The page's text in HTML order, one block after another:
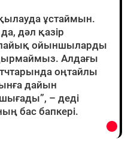
ұстаймын.
дәл қазір
ойыншыларды
Алдағы
оңтайлы
дайын
– деді
бас бапкері.